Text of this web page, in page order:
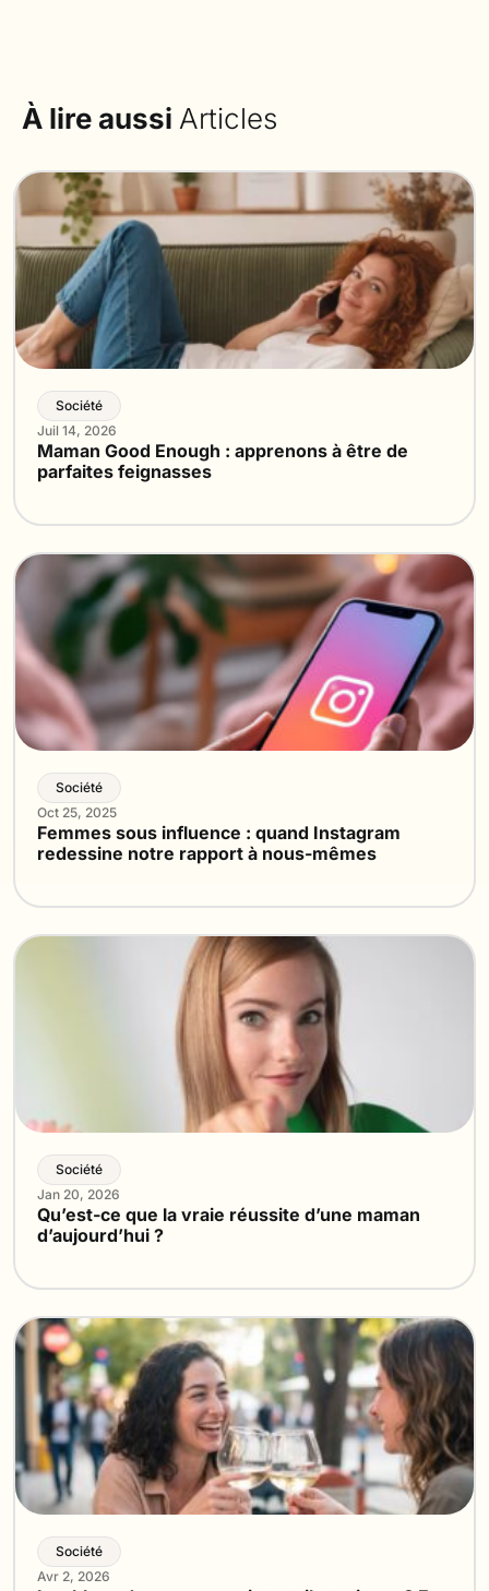
À lire aussi Articles
Société
Juil 14, 2026
Maman Good Enough : apprenons à être de
parfaites feignasses
Société
Oct 25, 2025
Femmes sous influence : quand Instagram
redessine notre rapport à nous-mêmes
Société
Jan 20, 2026
Qu’est-ce que la vraie réussite d’une maman
d’aujourd’hui ?
Société
Avr 2, 2026